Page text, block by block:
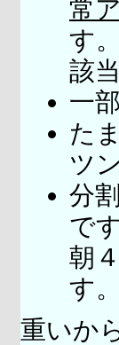
常
す。
該
一
た
ツ
分
で
朝
す。
重いか